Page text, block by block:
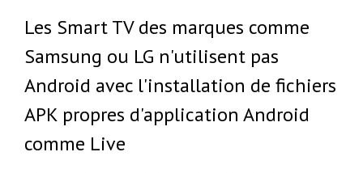
Les Smart TV des marques comme
Samsung ou LG n'utilisent pas
Android avec l'installation de fichiers
APK propres d'application Android
comme Live